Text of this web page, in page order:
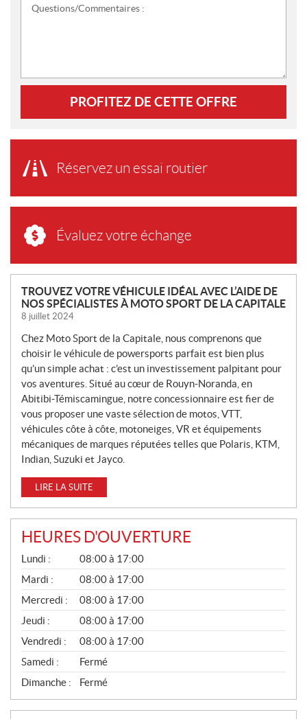
Questions/Commentaires :
PROFITEZ DE CETTE OFFRE
Réservez un essai routier
Évaluez votre échange
N
O
U
V
E
L
L
E
S
TROUVEZ VOTRE VÉHICULE IDÉAL AVEC L’AIDE DE
NOS SPÉCIALISTES À MOTO SPORT DE LA CAPITALE
8 juillet 2024
Chez Moto Sport de la Capitale, nous comprenons que
choisir le véhicule de powersports parfait est bien plus
qu’un simple achat : c’est un investissement palpitant pour
vos aventures. Situé au cœur de Rouyn-Noranda, en
Abitibi-Témiscamingue, notre concessionnaire est fier de
vous proposer une vaste sélection de motos, VTT,
véhicules côte à côte, motoneiges, VR et équipements
mécaniques de marques réputées telles que Polaris, KTM,
Indian, Suzuki et Jayco.
LIRE LA SUITE
HEURES D'OUVERTURE
G
É
N
É
R
A
L
Lundi :
08:00 à 17:00
Mardi :
08:00 à 17:00
Mercredi :
08:00 à 17:00
Jeudi :
08:00 à 17:00
Vendredi :
08:00 à 17:00
Samedi :
Fermé
Dimanche :
Fermé